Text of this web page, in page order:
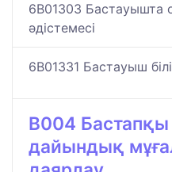
6B01303 Бастауышта
әдістемесі
6B01331 Бастауыш
B004 Бастапқы
дайындық